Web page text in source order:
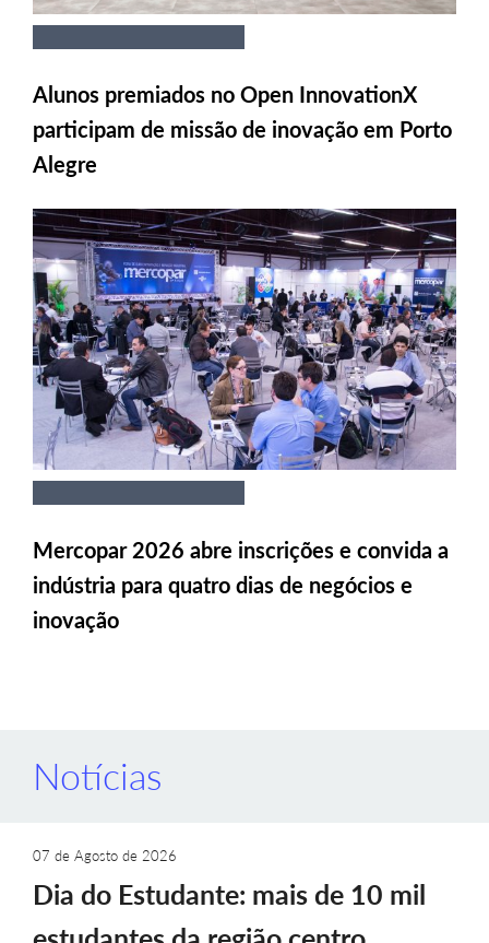
Alunos premiados no Open InnovationX
participam de missão de inovação em Porto
Alegre
Mercopar 2026 abre inscrições e convida a
indústria para quatro dias de negócios e
inovação
Notícias
07 de Agosto de 2026
Dia do Estudante: mais de 10 mil